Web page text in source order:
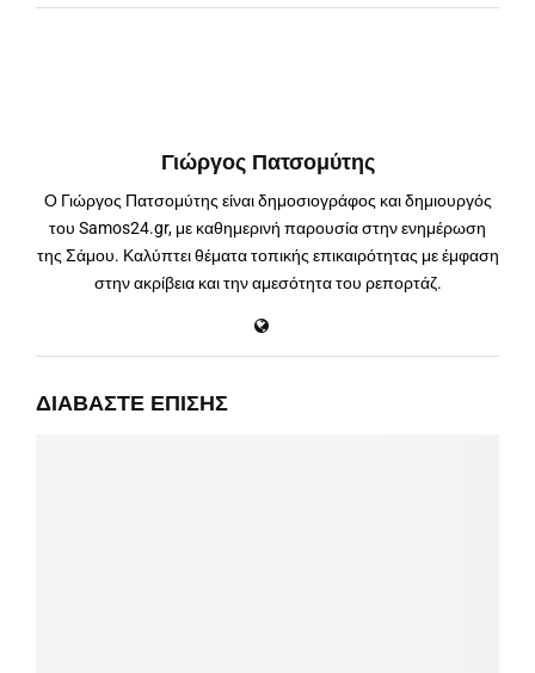
Γιώργος Πατσομύτης
Ο Γιώργος Πατσομύτης είναι δημοσιογράφος και δημιουργός
του Samos24.gr, με καθημερινή παρουσία στην ενημέρωση
της Σάμου. Καλύπτει θέματα τοπικής επικαιρότητας με έμφαση
στην ακρίβεια και την αμεσότητα του ρεπορτάζ.
ΔΙΑΒΆΣΤΕ ΕΠΊΣΗΣ